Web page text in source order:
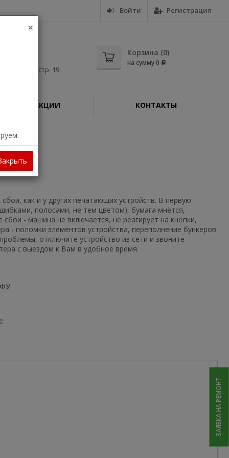
Войти Регистрация
д. 11, стр. 19
Корзина (0)
на сумму0 Р
АКЦИИ КОНТАКТЫ
как и у других печатающих устройств. В первую
полосами, не тем цветом), бумага мнётся,
- машина не включается, не реагирует на кнопки,
- поломки элементов устройства, переполнение бункеров
отключите устройство из сети и звоните
с выездом к Вам в удобное время.
ЗАЯВКА НА РЕМОНТ
×